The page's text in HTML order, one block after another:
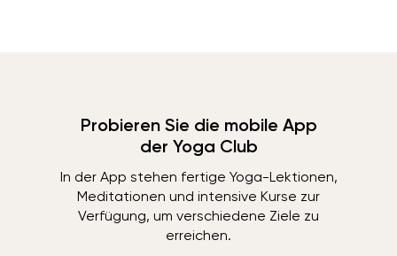
Probieren Sie die mobile App
der Yoga Club
In der App stehen fertige Yoga-Lektionen,
Meditationen und intensive Kurse zur
Verfügung, um verschiedene Ziele zu
erreichen.